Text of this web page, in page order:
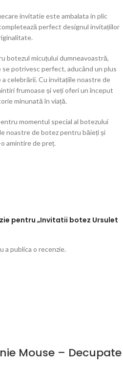
invitatie este ambalata in plic
perfect designul invitațiilor
botezul micuțului dumneavoastră,
potrivesc perfect, aducând un plus
celebrării. Cu invitațiile noastre de
frumoase și veți oferi un început
minunată în viață.
momentul special al botezului
noastre de botez pentru băieți și
amintire de preț.
pentru „Invitatii botez Ursulet
a publica o recenzie.
Mouse – Decupate